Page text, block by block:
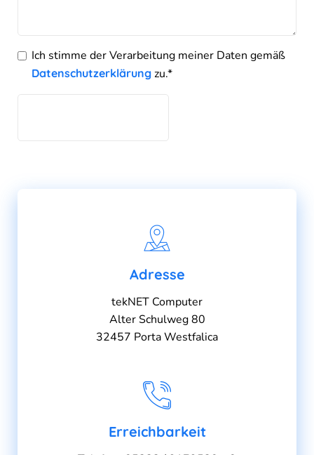
Ich stimme der Verarbeitung meiner Daten gemäß
Datenschutzerklärung zu.*
Adresse
tekNET Computer
Alter Schulweg 80
32457 Porta Westfalica
Erreichbarkeit